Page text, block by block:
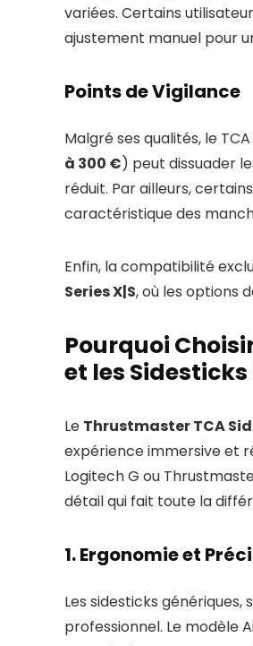
variées. Certains
ajustement manuel pour
Points de Vigilance
Malgré ses qualités, le
à 300 €) peut dissuader
réduit. Par ailleurs,
caractéristique des
Enfin, la compatibilité
Series X|S, où les options
Pourquoi
et les
Le Thrustmaster TCA
expérience immersive et
Logitech G ou
détail qui fait toute la
1. Ergonomie et
Les sidesticks
professionnel. Le modèle